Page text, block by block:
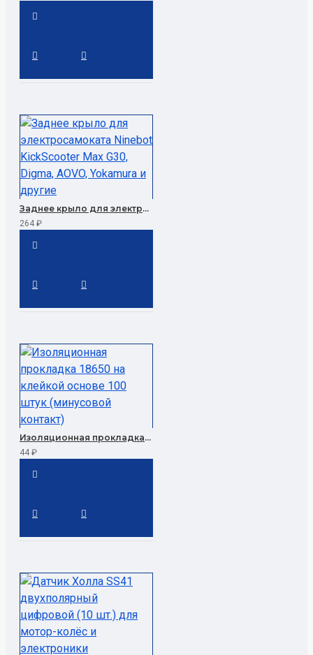
Заднее крыло для электросамоката Ninebot KickScooter Max G30, Digma, AOVO, Yokamura и другие
264 ₽
Изоляционная прокладка 18650 на клейкой основе 100 штук (минусовой контакт)
44 ₽